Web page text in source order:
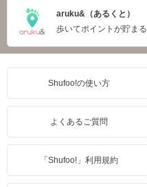
aruku&（あるくと）
歩いてポイントが貯まる
Shufoo!の使い方
よくあるご質問
「Shufoo!」利用規約